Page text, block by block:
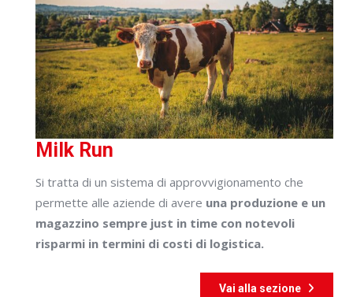
Milk Run
Si tratta di un sistema di approvvigionamento che
permette alle aziende di avere una produzione e un
magazzino sempre just in time con notevoli
risparmi in termini di costi di logistica.
Vai alla sezione